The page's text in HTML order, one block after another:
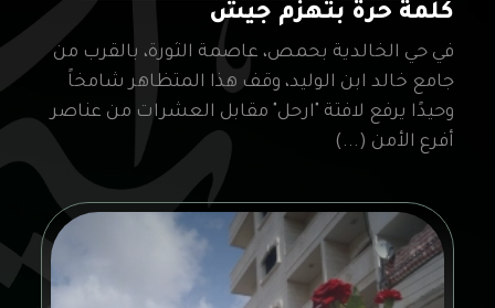
كلمة حرة بتهزم جيش
في حي الخالدية بحمص، عاصمة الثورة، بالقرب من
جامع خالد ابن الوليد، وقف هذا المتظاهر شامخاً
وحيدًا يرفع لافتة "ارحل" مقابل العشرات من عناصر
أفرع الأمن (...)